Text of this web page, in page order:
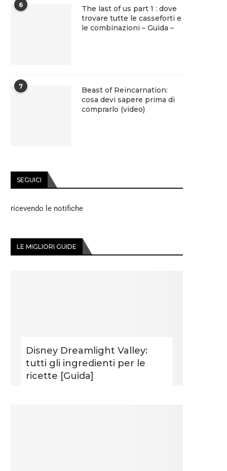
6
The last of us part 1 : dove
trovare tutte le casseforti e
le combinazioni – Guida –
7
Beast of Reincarnation:
cosa devi sapere prima di
comprarlo (video)
SEGUICI
ricevendo le notifiche
LE MIGLIORI GUIDE
Disney Dreamlight Valley:
tutti gli ingredienti per le
ricette [Guida]